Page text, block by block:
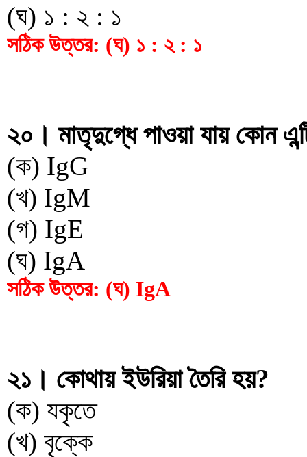
(ঘ) ১ : ২ : ১
সঠিক উত্তর: (ঘ) ১ : ২ : ১
২০। মাতৃদুগ্ধে পাওয়া যায় কোন
(ক) IgG
(খ) IgM
(গ) IgE
(ঘ) IgA
সঠিক উত্তর: (ঘ) IgA
২১। কোথায় ইউরিয়া তৈরি হয়?
(ক) যকৃতে
(খ) বৃক্কে